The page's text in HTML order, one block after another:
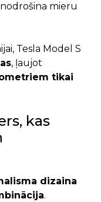
mieru
Tesla Model S
, ļaujot
tikai
kas
dizaina
.